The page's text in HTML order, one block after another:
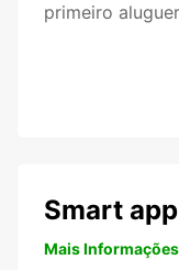
primeiro
Smart
Mais Informações